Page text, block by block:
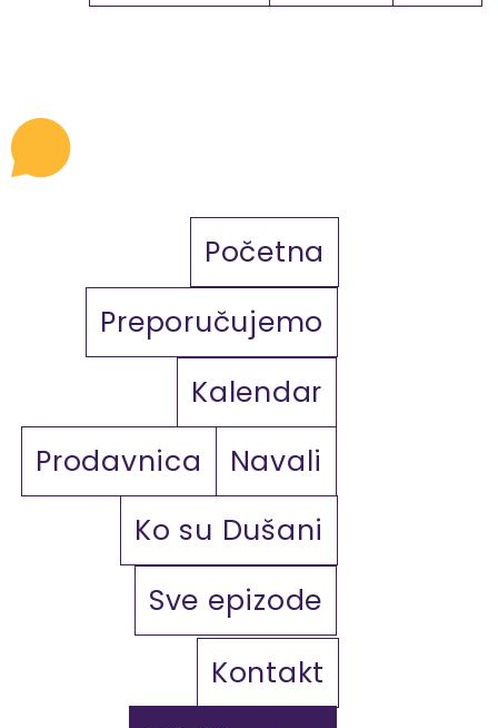
Početna
Preporučujemo
Kalendar
Prodavnica
Navali
Ko su Dušani
Sve epizode
Kontakt